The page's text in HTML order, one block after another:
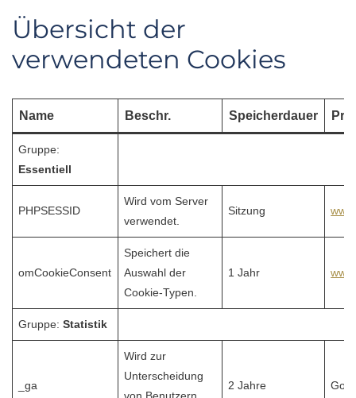
Übersicht der
verwendeten Cookies
Name Beschr. Speicherdauer
Gruppe:
Essentiell
PHPSESSID
Wird vom Server
verwendet.
Sitzung
omCookieConsent
Speichert die
Auswahl der
Cookie-Typen.
1 Jahr
Gruppe:Statistik
_ga
Wird zur
Unterscheidung
2 Jahre